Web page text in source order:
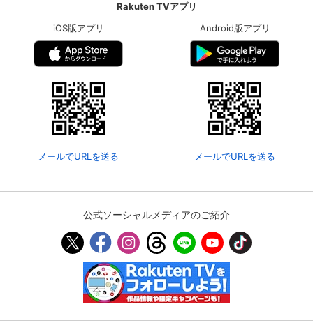
Rakuten TVアプリ
iOS版アプリ
メールでURLを送る
Android版アプリ
メールでURLを送る
公式ソーシャルメディアのご紹介